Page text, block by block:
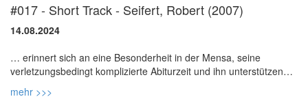
#017 - Short Track - Seifert, Robert (2007)
14.08.2024
… erinnert sich an eine Besonderheit in der Mensa, seine
verletzungsbedingt komplizierte Abiturzeit und ihn unterstützende
mehr >>>